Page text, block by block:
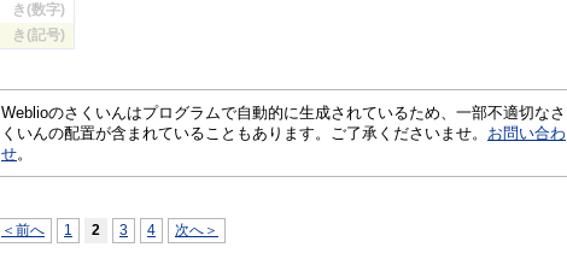
き(数字)
き(記号)
Weblioのさくいんはプログラムで自動的に生成されているため、一部不適切なさ
くいんの配置が含まれていることもあります。ご了承くださいませ。 お問い合わ
せ。
＜前へ 1 2 3 4 次へ＞